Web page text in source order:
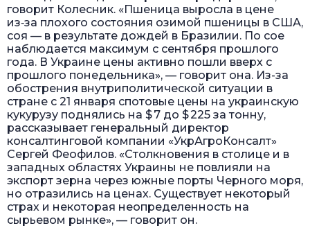
говорит Колесник. «Пшеница выросла в цене
из‑за плохого состояния озимой пшеницы в США,
соя — в результате дождей в Бразилии. По сое
наблюдается максимум с сентября прошлого
года. В Украине цены активно пошли вверх с
прошлого понедельника», — говорит она. Из-за
обострения внутри­политической ситуации в
стране с 21 января спотовые цены на украинскую
кукурузу поднялись на $ 7 до $ 225 за тонну,
рассказывает генеральный директор
консалтинговой компании «УкрАгроКонсалт»
Сергей Феофилов. «Столкновения в столице и в
западных областях Украины не повлияли на
экспорт зерна через южные порты Черного моря,
но отразились на ценах. Существует некоторый
страх и некоторая неопределенность на
сырьевом рынке», — говорит он.